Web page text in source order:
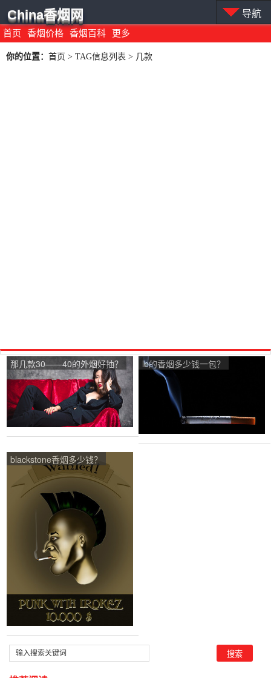
首页 香烟价格 香烟百科 更多
China香烟网 导航
你的位置： 首页 > TAG信息列表 > 几款
那几款30——40的外烟好抽？ lb的香烟多少钱一包？
blackstone香烟多少钱？